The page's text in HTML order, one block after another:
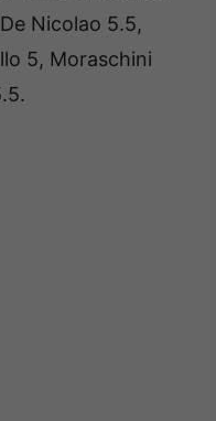
Nicolao 5.5,
5, Moraschini